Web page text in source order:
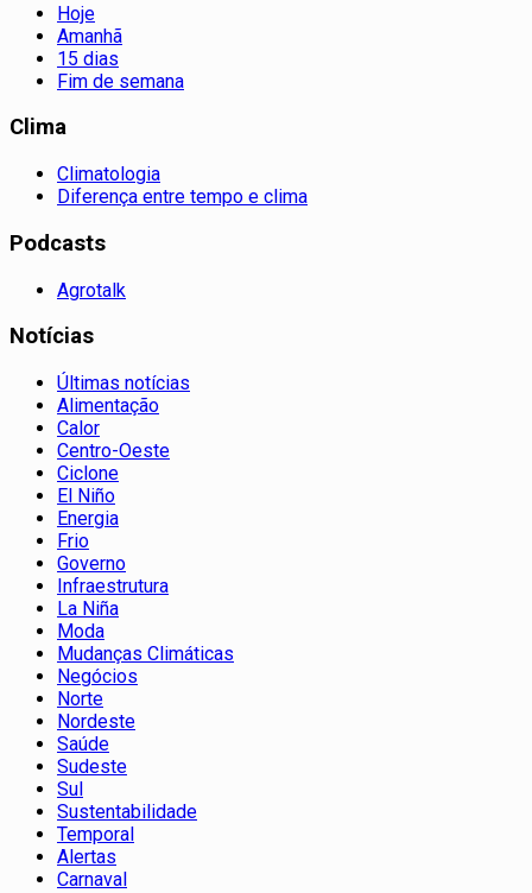
Hoje
Amanhã
15 dias
Fim de semana
Clima
Climatologia
Diferença entre tempo e clima
Podcasts
Agrotalk
Notícias
Últimas notícias
Alimentação
Calor
Centro-Oeste
Ciclone
El Niño
Energia
Frio
Governo
Infraestrutura
La Niña
Moda
Mudanças Climáticas
Negócios
Norte
Nordeste
Saúde
Sudeste
Sul
Sustentabilidade
Temporal
Alertas
Carnaval